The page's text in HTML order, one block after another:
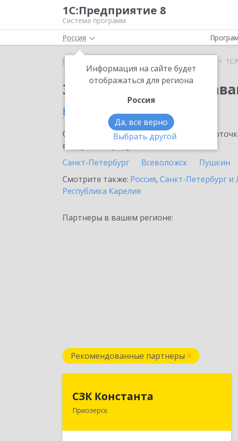
1С:Предприятие 8
Система программ
Россия
Информация на сайте будет
отображаться для региона
Россия
Да, все верно
Выбрать другой
Главная
Заказать
в Приозерске
Ознакомьтесь с информационными
внедрение продукта.
Санкт-Петербург
Всеволожск Пушкин
Смотрите также: Россия, Санкт-Петербург и
Республика Карелия
Партнеры в вашем регионе:
Рекомендованные партнеры
СЗК Константа
Приозерск